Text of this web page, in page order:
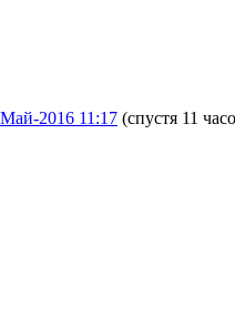
2016 11:17 (спустя 11